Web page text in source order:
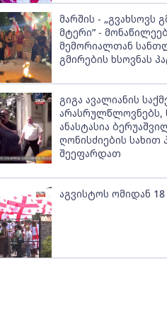
მარშის - „გვახსოვს
მტერი” -
მემორიალთან
გმირების ხსოვნას
გიგა ავალიანის
არასრულწლოვნებს,
ანასტასია
ღონისძიების სახით
შეეფარდათ
აგვისტოს ომიდან